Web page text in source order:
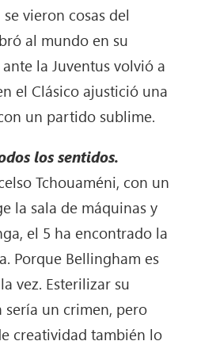
vieron cosas del
al mundo en su
la Juventus volvió a
el Clásico ajustició una
un partido sublime.
los sentidos.
Tchouaméni, con un
la sala de máquinas y
el 5 ha encontrado la
Porque Bellingham es
vez. Esterilizar su
un crimen, pero
creatividad también lo